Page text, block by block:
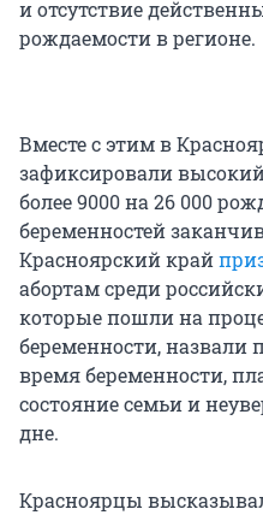
и отсутствие
рождаемости в регионе.
Вместе с этим в
зафиксировали
более 9000 на 26 000
беременностей
Красноярский край
абортам среди
которые пошли на
беременности,
время беременности,
состояние семьи и
дне.
Красноярцы